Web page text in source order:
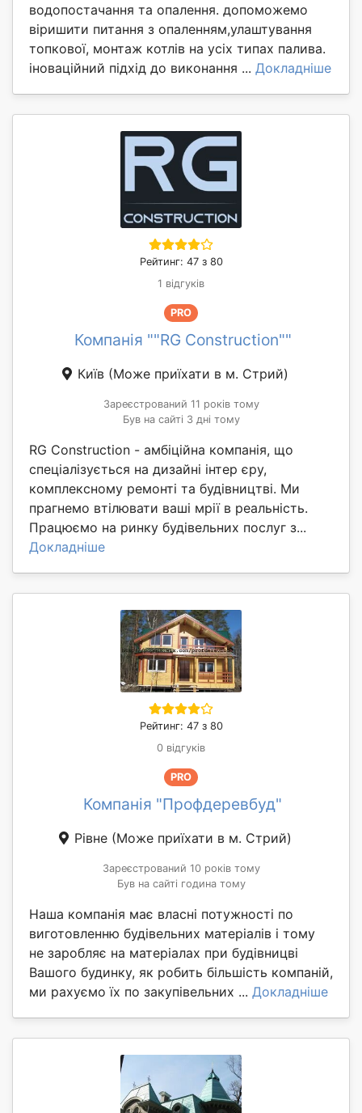
водопостачання та опалення. допоможемо
віришити питання з опаленням,улаштування
топкової, монтаж котлів на усіх типах палива.
іноваційний підхід до виконання ... Докладніше
Рейтинг: 47 з 80
1 відгуків
PRO
Компанія ""RG Construction""
Київ (Може приїхати в м. Стрий)
Зареєстрований 11 років тому
Був на сайті 3 дні тому
RG Construction - амбіційна компанія, що
спеціалізується на дизайні інтер єру,
комплексному ремонті та будівництві. Ми
прагнемо втілювати ваші мрії в реальність.
Працюємо на ринку будівельних послуг з...
Докладніше
Рейтинг: 47 з 80
0 відгуків
PRO
Компанія "Профдеревбуд"
Рівне (Може приїхати в м. Стрий)
Зареєстрований 10 років тому
Був на сайті година тому
Наша компанія має власні потужності по
виготовленню будівельних матеріалів і тому
не заробляє на матеріалах при будівницві
Вашого будинку, як робить більшість компаній,
ми рахуємо їх по закупівельних ... Докладніше